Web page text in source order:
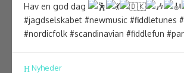
Hav en god dag
#jagdselskabet #newmusic #fiddletunes
#nordicfolk #scandinavian #fiddlefun
Nyheder